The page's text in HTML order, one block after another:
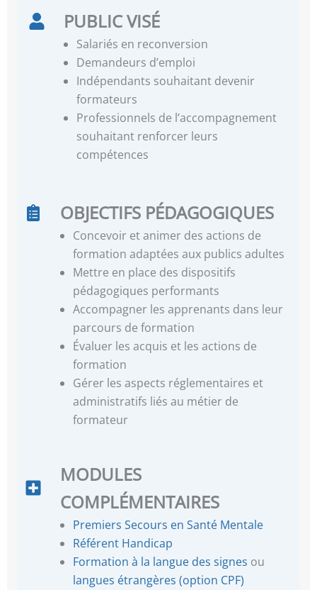
PUBLIC VISÉ
Salariés en reconversion
Demandeurs d’emploi
Indépendants souhaitant devenir
formateurs
Professionnels de l’accompagnement
souhaitant renforcer leurs
compétences
OBJECTIFS PÉDAGOGIQUES
Concevoir et animer des actions de
formation adaptées aux publics adultes
Mettre en place des dispositifs
pédagogiques performants
Accompagner les apprenants dans leur
parcours de formation
Évaluer les acquis et les actions de
formation
Gérer les aspects réglementaires et
administratifs liés au métier de
formateur
MODULES
COMPLÉMENTAIRES
Premiers Secours en Santé Mentale
Référent Handicap
Formation à la langue des signes ou
langues étrangères (option CPF)